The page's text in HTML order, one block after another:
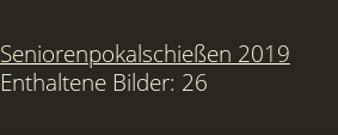
Seniorenpokalschießen 2019
Enthaltene Bilder: 26